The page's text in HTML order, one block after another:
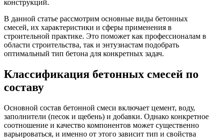
конструкций.
В данной статье рассмотрим основные виды бетонных
смесей, их характеристики и сферы применения в
строительной практике. Это поможет как профессионалам в
области строительства, так и энтузиастам подобрать
оптимальный тип бетона для конкретных задач.
Классификация бетонных смесей по
составу
Основной состав бетонной смеси включает цемент, воду,
заполнители (песок и щебень) и добавки. Однако конкретное
соотношение и качество компонентов может существенно
варьироваться, и именно от этого зависит тип и свойства